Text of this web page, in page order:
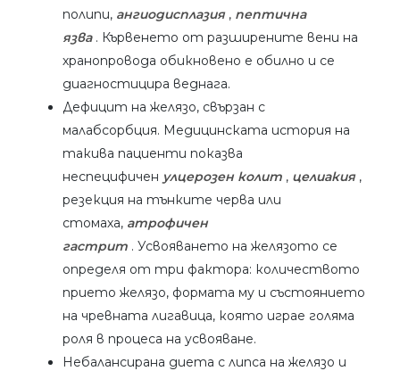
полипи, ангиодисплазия, пептична
язва. Кървенето от разширените вени на
хранопровода обикновено е обилно и се
диагностицира веднага.
Дефицит на желязо, свързан с
малабсорбция. Медицинската история на
такива пациенти показва
неспецифичен улцерозен колит , целиакия,
резекция на тънките черва или
стомаха, атрофичен
гастрит . Усвояването на желязото се
определя от три фактора: количеството
прието желязо, формата му и състоянието
на чревната лигавица, която играе голяма
роля в процеса на усвояване.
Небалансирана диета с липса на желязо и